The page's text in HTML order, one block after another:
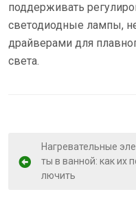
поддерживать
светодиодные лампы,
драйверами для
света.
Н
а
Нагревательные
ты в ванной: как их
лючить